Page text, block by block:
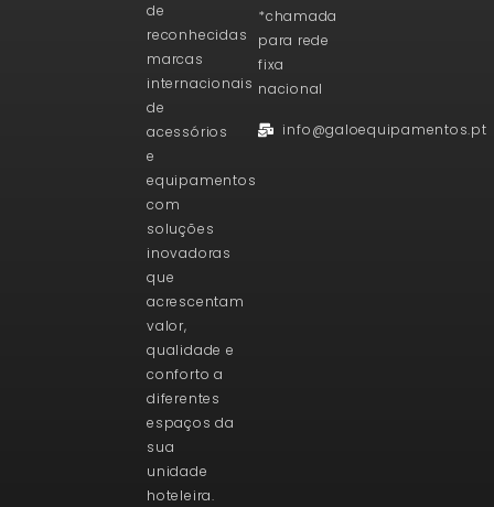
de
reconhecidas
marcas
internacionais
de
acessórios
e
equipamentos
com
soluções
inovadoras
que
acrescentam
valor,
qualidade e
conforto a
diferentes
espaços da
sua
unidade
hoteleira.
*chamada
para rede
fixa
nacional
info@galoequipamentos.pt